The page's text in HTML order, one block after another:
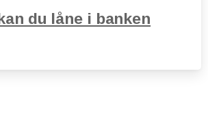
du låne i banken